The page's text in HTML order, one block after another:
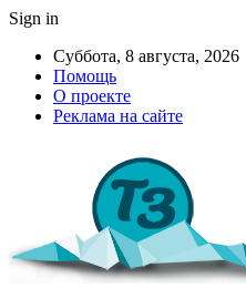
Sign in
Суббота, 8 августа, 2026
Помощь
О проекте
Реклама на сайте